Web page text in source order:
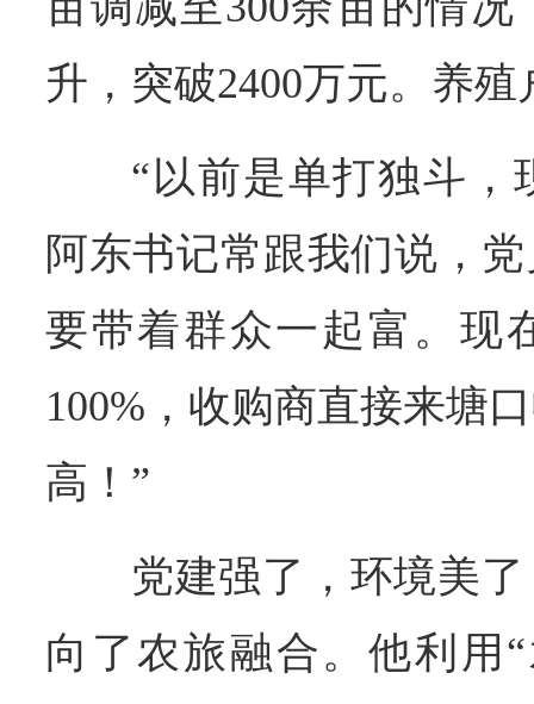
升，突破2400万元。养
“以前是单打独斗，
阿东书记常跟我们说，
要带着群众一起富。现
100%，收购商直接来塘
高！”
党建强了，环境美
向了农旅融合。他利用